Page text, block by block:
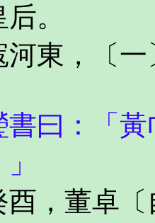
。
，〔一
曰：「
董卓〔